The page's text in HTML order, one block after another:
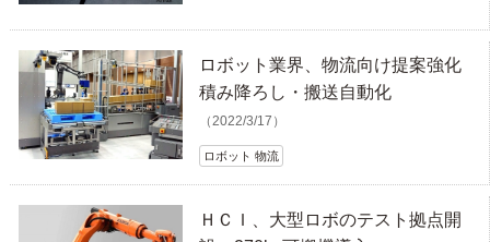
ロボット業界、物流向け提案強化
積み降ろし・搬送自動化
（2022/3/17）
ロボット 物流
ＨＣＩ、大型ロボのテスト拠点開